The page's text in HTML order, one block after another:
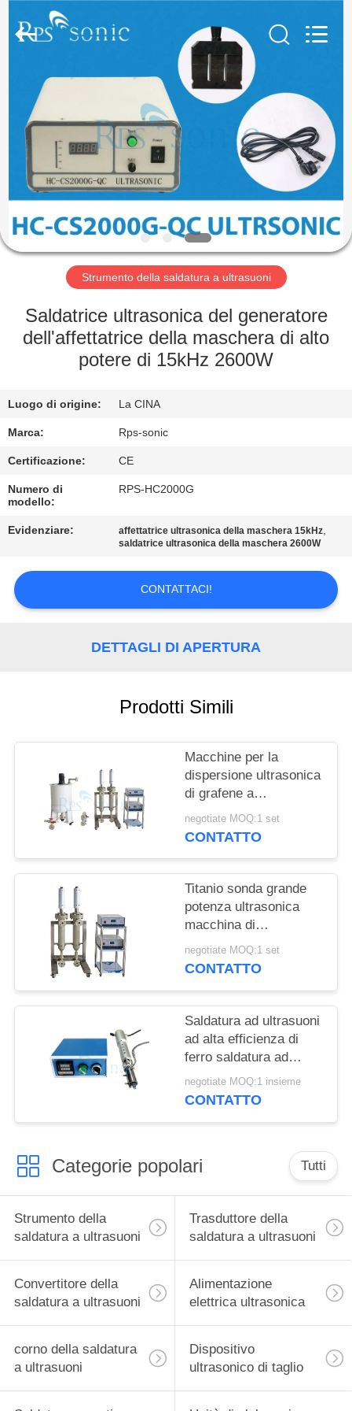
CASA
PRODOTTI
CIRCA
NOI
GIRO
DELLA
FABBRICA
CONTROLLO
QUALITÀ
CONTATTICI
NOTIZIE
MAPPA
SULLA
Powersonic
Equipment
Co.,
Strumento della saldatura a ultrasuoni
Saldatrice ultrasonica del generatore
dell'affettatrice della maschera di alto
potere di 15kHz 2600W
Luogo di origine: La CINA
Marca: Rps-sonic
Certificazione: CE
Numero di
modello:
RPS-HC2000G
Evidenziare: affettatrice ultrasonica della maschera 15kHz,
saldatrice ultrasonica della maschera 2600W
CONTATTACI!
DETTAGLI DI APERTURA
Prodotti Simili
Macchine per la
dispersione ultrasonica
di grafene a
funzionamento
continuo
negotiate MOQ:1 set
CONTATTO
Titanio sonda grande
potenza ultrasonica
macchina di
dispersione nero di
carbonio macchina
negotiate MOQ:1 set
CONTATTO
Saldatura ad ultrasuoni
ad alta efficienza di
ferro saldatura ad
ultrasuoni di vetro per
l'industria delle
negotiate MOQ:1 insieme
CONTATTO
Categorie popolari Tutti
Strumento della
saldatura a ultrasuoni
Trasduttore della
saldatura a ultrasuoni
Convertitore della
saldatura a ultrasuoni
Alimentazione
elettrica ultrasonica
corno della saldatura
a ultrasuoni
Dispositivo
ultrasonico di taglio